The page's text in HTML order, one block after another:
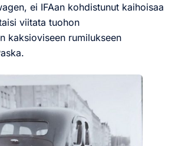
ei IFAan kohdistunut kaihoisaa
viitata tuohon
kaksioviseen rumilukseen